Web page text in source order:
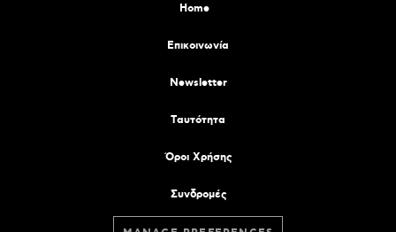
Home
Επικοινωνία
Newsletter
Tαυτότητα
Όροι Χρήσης
Συνδρομές